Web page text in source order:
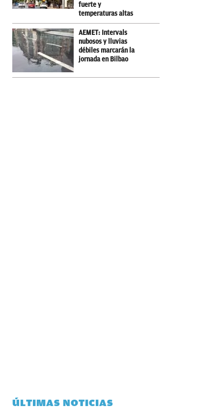
fuerte y
temperaturas altas
AEMET: Intervals
nubosos y lluvias
débiles marcarán la
jornada en Bilbao
ÚLTIMAS NOTICIAS